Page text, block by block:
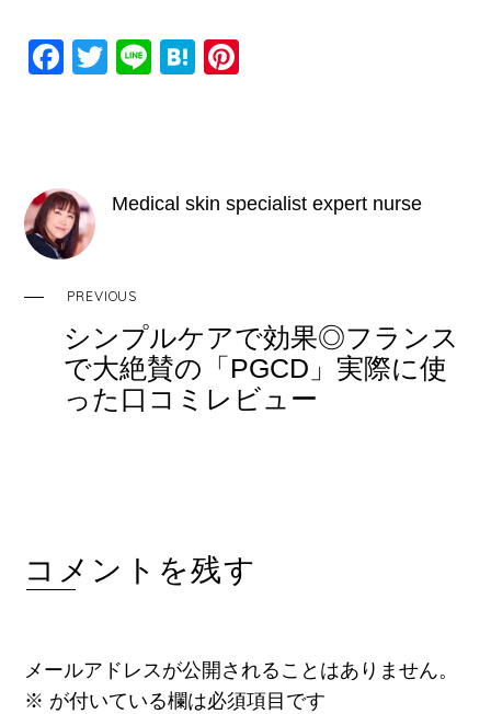
F
b
o
o
k
T
Li
H
a
st
Medical skin specialist expert nurse
PREVIOUS
シンプルケアで効果◎フランス
で大絶賛の「PGCD」実際に使
った口コミレビュー
コメントを残す
メールアドレスが公開されることはありません。
※ が付いている欄は必須項目です